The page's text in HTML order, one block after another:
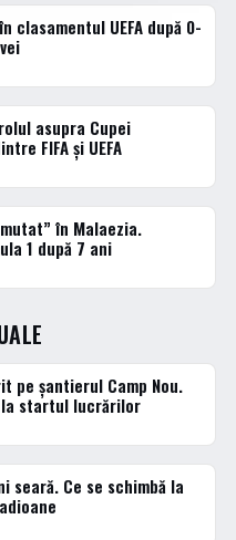
clasamentul UEFA după 0-
asupra Cupei
FIFA și UEFA
în Malaezia.
1 după 7 ani
pe șantierul Camp Nou.
startul lucrărilor
seară. Ce se schimbă la